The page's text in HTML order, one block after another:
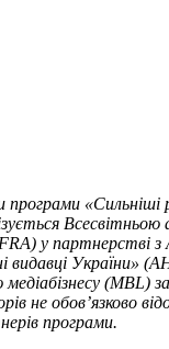
програми
Всесвітньою
у партнерстві з
видавці України»
медіабізнесу (MBL)
не обов’язково
програми.